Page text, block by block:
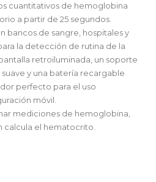
cuantitativos de hemoglobina
a partir de 25 segundos.
bancos de sangre, hospitales y
la detección de rutina de la
retroiluminada, un soporte
y una batería recargable
perfecto para el uso
móvil.
mediciones de hemoglobina,
el hematocrito.